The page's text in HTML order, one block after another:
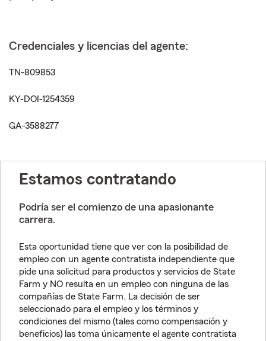
Credenciales y licencias del agente:
TN-809853
KY-DOI-1254359
GA-3588277
Estamos contratando
Podría ser el comienzo de una apasionante
carrera.
Esta oportunidad tiene que ver con la posibilidad de
empleo con un agente contratista independiente que
pide una solicitud para productos y servicios de State
Farm y NO resulta en un empleo con ninguna de las
compañías de State Farm. La decisión de ser
seleccionado para el empleo y los términos y
condiciones del mismo (tales como compensación y
beneficios) las toma únicamente el agente contratista